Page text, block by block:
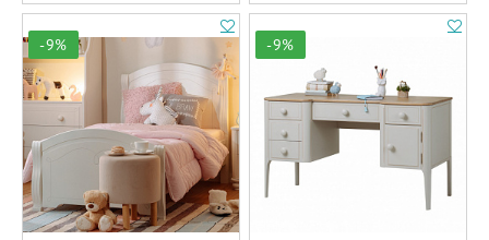
-9% -9%